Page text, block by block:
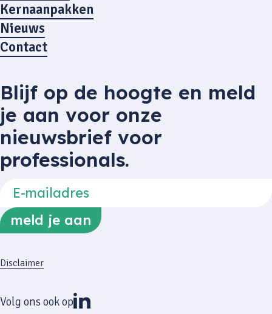
Kernaanpakken
Nieuws
Contact
Blijf op de hoogte en meld
je aan voor onze
nieuwsbrief voor
professionals.
Disclaimer
Volg ons ook op